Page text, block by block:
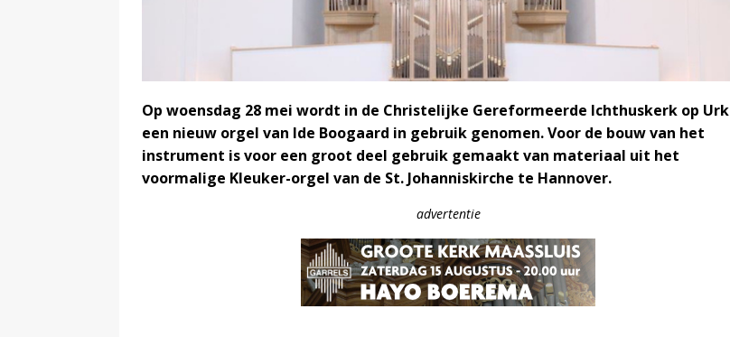
Op woensdag 28 mei wordt in de Christelijke Gereformeerde Ichthuskerk op Urk
een nieuw orgel van Ide Boogaard in gebruik genomen. Voor de bouw van het
instrument is voor een groot deel gebruik gemaakt van materiaal uit het
voormalige Kleuker-orgel van de St. Johanniskirche te Hannover.
advertentie